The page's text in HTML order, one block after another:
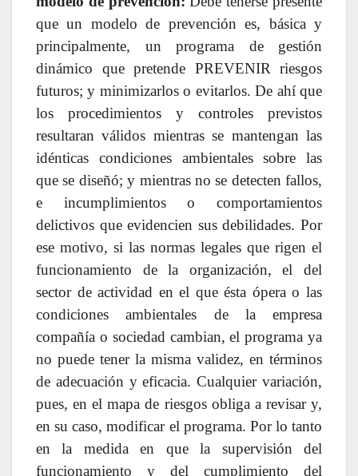
que un modelo de prevención es, básica y
principalmente, un programa de gestión
dinámico que pretende PREVENIR riesgos
futuros; y minimizarlos o evitarlos. De ahí que
los procedimientos y controles previstos
resultaran válidos mientras se mantengan las
idénticas condiciones ambientales sobre las
que se diseñó; y mientras no se detecten fallos,
e incumplimientos o comportamientos
delictivos que evidencien sus debilidades. Por
ese motivo, si las normas legales que rigen el
funcionamiento de la organización, el del
sector de actividad en el que ésta ópera o las
condiciones ambientales de la empresa
compañía o sociedad cambian, el programa ya
no puede tener la misma validez, en términos
de adecuación y eficacia. Cualquier variación,
pues, en el mapa de riesgos obliga a revisar y,
en su caso, modificar el programa. Por lo tanto
en la medida en que la supervisión del
funcionamiento y del cumplimiento del